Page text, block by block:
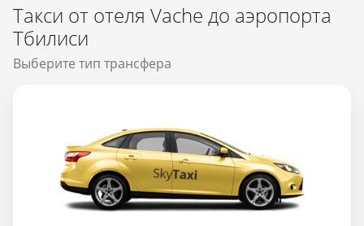
Такси от отеля Vache до аэропорта
Тбилиси
Выберите тип трансфера